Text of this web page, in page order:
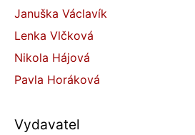
Januška Václavík
Lenka Vlčková
Nikola Hájová
Pavla Horáková
Vydavatel